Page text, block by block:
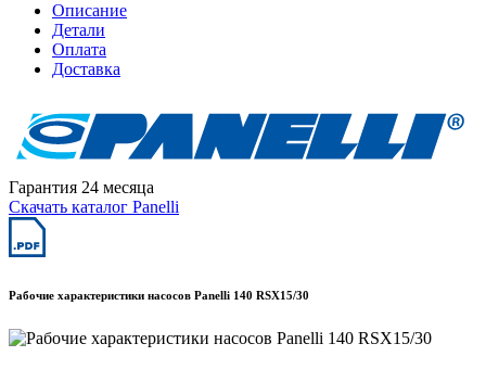
Описание
Детали
Оплата
Доставка
Гарантия 24 месяца
Скачать каталог Panelli
Рабочие характеристики насосов Panelli 140 RSX15/30